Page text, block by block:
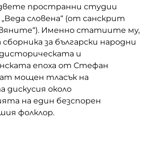
пространни студии
„Веда словена“ (от санскрит
Именно статиите му,
за български народни
и
епоха от Стефан
мощен тласък на
дискусия около
на един безспорен
фолклор.